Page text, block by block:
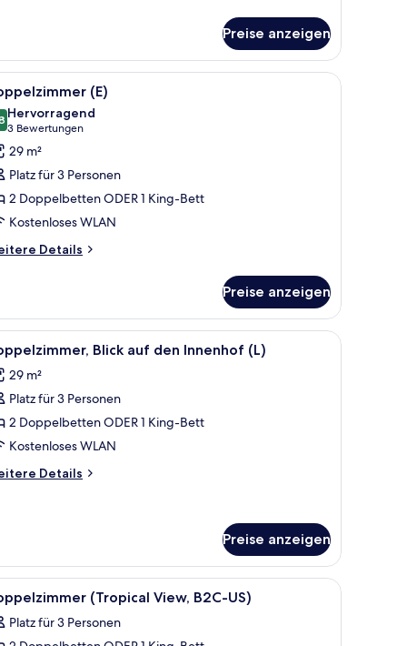
Preise anzeigen
Fernseher und Meerblick. Ein Hotelzimmer mit zwei Betten, einem
5 (E)
von 10
Hervorragend
3 Bewertungen
(3
Bewertungen)
29 m²
Platz für 3 Personen
2 Doppelbetten ODER 1 King-Bett
Kostenloses WLAN
Details
Preise anzeigen
Vorhängen.
Schreibtisch, einem Sessel, einem Fernseher und Bildern an den Wänden.
Ein Hotelzimmer mit zwei Betten, einem
5 Blick auf den Innenhof (L)
29 m²
Platz für 3 Personen
2 Doppelbetten ODER 1 King-Bett
Kostenloses WLAN
Details
Preise anzeigen
Schreibtisch, einem Sessel, einem Fernseher und Bildern an den Wänden.
Ein Hotelzimmer mit zwei Betten, einem
5 (Tropical View, B2C-US)
Platz für 3 Personen